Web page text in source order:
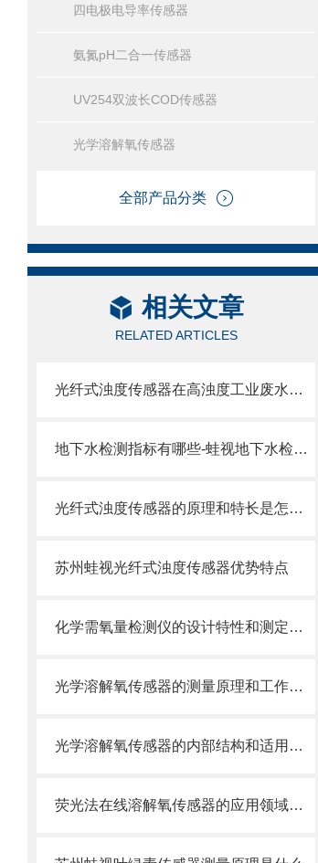
四电极电导率传感器
氨氮pH二合一传感器
UV254双波长COD传感器
光学溶解氧传感器
全部产品分类
相关文章
RELATED ARTICLES
光纤式浊度传感器在高浊度工业废水中的量程自适应设计
地下水检测指标有哪些-蛙视地下水检测设备
光纤式浊度传感器的原理和特长是怎样的
苏州蛙视光纤式浊度传感器优势特点
化学需氧量检测仪的设计特性和测定方法说明
光学溶解氧传感器的测量原理和工作过程是怎样的
光学溶解氧传感器的内部结构和适用范围
荧光法在线溶解氧传感器的应用领域详解